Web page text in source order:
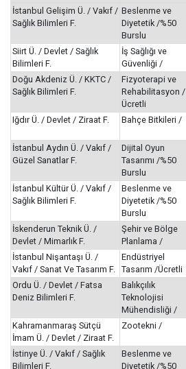
İstanbul Gelişim Ü. / Vakıf /
Sağlık Bilimleri F.
Beslenme ve
Diyetetik /%50
Burslu
Siirt Ü. / Devlet / Sağlık
Bilimleri F.
İş Sağlığı ve
Güvenliği /
Doğu Akdeniz Ü. / KKTC /
Sağlık Bilimleri F.
Fizyoterapi ve
Rehabilitasyon /
Ücretli
Iğdır Ü. / Devlet / Ziraat F. Bahçe Bitkileri /
İstanbul Aydın Ü. / Vakıf /
Güzel Sanatlar F.
Dijital Oyun
Tasarımı /%50
Burslu
İstanbul Kültür Ü. / Vakıf /
Sağlık Bilimleri F.
Beslenme ve
Diyetetik /%50
Burslu
İskenderun Teknik Ü. /
Devlet / Mimarlık F.
Şehir ve Bölge
Planlama /
İstanbul Nişantaşı Ü. /
Vakıf / Sanat Ve Tasarım F.
Endüstriyel
Tasarım /Ücretli
Ordu Ü. / Devlet / Fatsa
Deniz Bilimleri F.
Balıkçılık
Teknolojisi
Mühendisliği /
Kahramanmaraş Sütçü
İmam Ü. / Devlet / Ziraat F.
Zootekni /
İstinye Ü. / Vakıf / Sağlık
Bilimleri F.
Beslenme ve
Diyetetik /%50